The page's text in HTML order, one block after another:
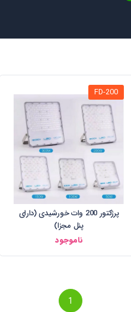
FD-200
پرژکتور 200 وات خورشیدی (دارای
پنل مجزا)
ناموجود
1